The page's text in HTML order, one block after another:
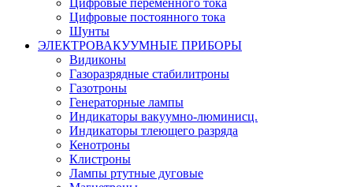
Цифровые постоянного тока
Шунты
ЭЛЕКТРОВАКУУМНЫЕ ПРИБОРЫ
Видиконы
Газоразрядные стабилитроны
Газотроны
Генераторные лампы
Индикаторы вакуумно-люминисц.
Индикаторы тлеющего разряда
Кенотроны
Клистроны
Лампы ртутные дуговые